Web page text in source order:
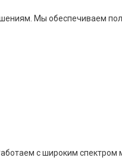
Мы обеспечиваем
с широким